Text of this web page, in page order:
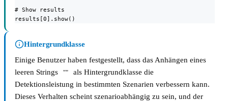
# Show results
results[0].show()
Hintergrundklasse
Einige Benutzer haben festgestellt, dass das Anhängen eines
leeren Strings
""
als Hintergrundklasse die
Detektionsleistung in bestimmten Szenarien verbessern kann.
Dieses Verhalten scheint szenarioabhängig zu sein, und der